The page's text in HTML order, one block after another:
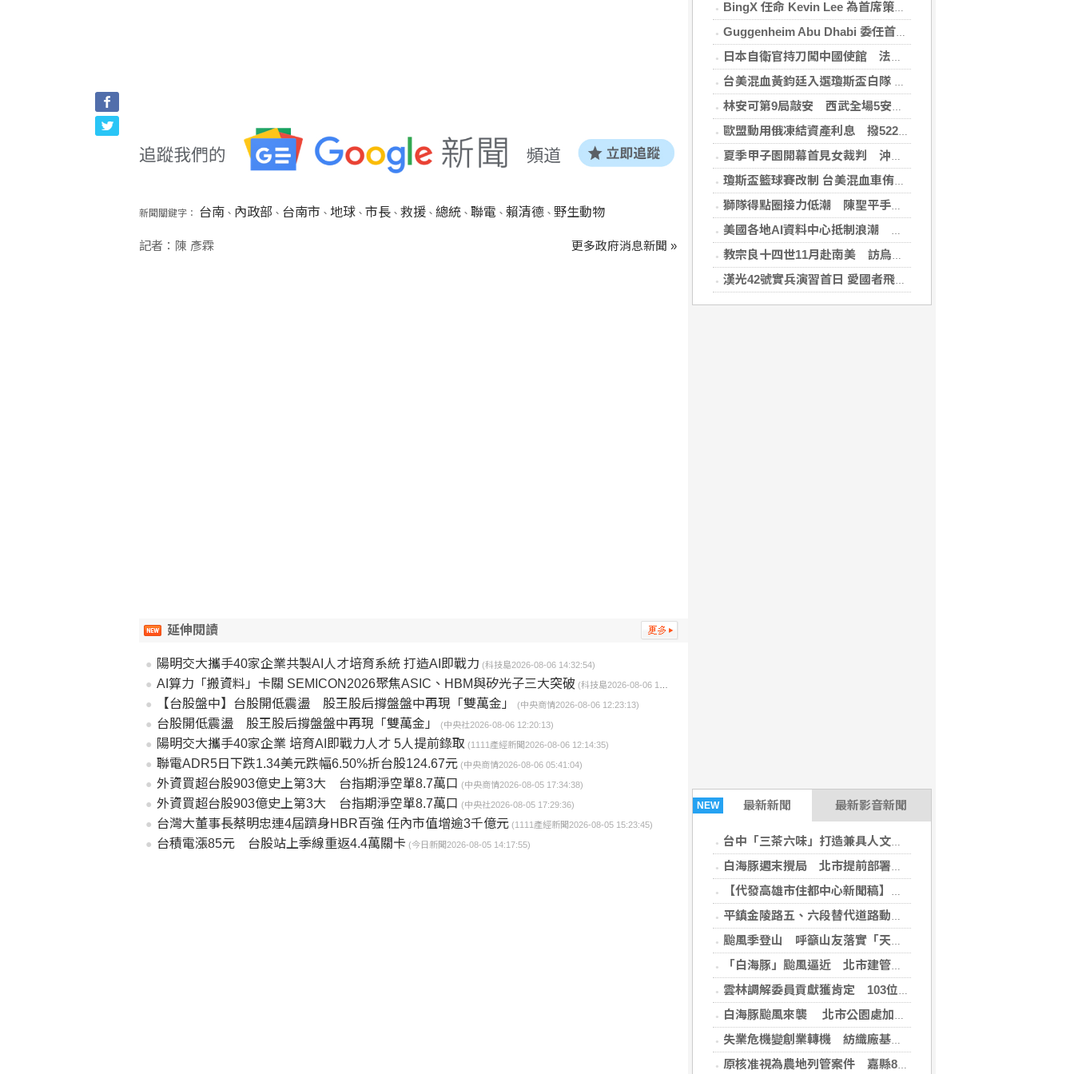
BingX 任命 Kevin Lee 為首席策略長，加速推進多資產、以用戶為核心的發展願景
Guggenheim Abu Dhabi 委任首任館長
日本自衛官持刀闖中國使館 法庭上稱促中國改變外交
台美混血黃鈞廷入選瓊斯盃白隊 榮幸披台灣戰袍
林安可第9局敲安 西武全場5安遭羅德完封
歐盟動用俄凍結資產利息 撥522億元援助烏克蘭
夏季甲子園開幕首見女裁判 沖繩尚學力拚二連霸
瓊斯盃籃球賽改制 台美混血車侑城、黃鈞廷成亮點
獅隊得點圈接力低潮 陳聖平手感冷到結霜
美國各地AI資料中心抵制浪潮 川普指控北京煽動
教宗良十四世11月赴南美 訪烏拉圭、阿根廷和秘魯
漢光42號實兵演習首日 愛國者飛彈車高雄罕見現蹤
NEW 最新新聞 最新影音新聞
台中「三茶六味」打造兼具人文美食生活場域
白海豚週末攪局 北市提前部署防災應變 籲民眾及早做好防颱準備
【代發高雄市住都中心新聞稿】大寮社宅首日詢問破百人氣爆棚！高雄社宅雙箭齊發，凱旋社宅8/10接力登場！
平鎮金陵路五、六段替代道路動土 張善政：完善台66聯外路網、紓解地方壅塞
颱風季登山 呼籲山友落實「天候、裝備、適時撤退」守則
「白海豚」颱風逼近 北市建管處籲加強施工鷹架、廣告招牌及工地排水整備 落實防颱自主檢查
雲林調解委員貢獻獲肯定 103位績優人員接受表揚
白海豚颱風來襲 北市公園處加強樹木、路燈防災
失業危機變創業轉機 紡織廠基層員工靠職訓逆襲成老闆
原核准視為農地列管案件 嘉縣8月中旬展開清查作業
新聞關鍵字： 台南 、 內政部 、 台南市 、 地球、 市長、 救援、 總統、 聯電 、 賴清德、 野生動物
記者：陳 彥霖 更多政府消息新聞 »
延伸閱讀
陽明交大攜手40家企業共製AI人才培育系統 打造AI即戰力 (科技島2026-08-06 14:32:54)
AI算力「搬資料」卡關 SEMICON2026聚焦ASIC、HBM與矽光子三大突破 (科技島2026-08-06 14:20:38)
【台股盤中】台股開低震盪 股王股后撐盤盤中再現「雙萬金」 (中央商情2026-08-06 12:23:13)
台股開低震盪 股王股后撐盤盤中再現「雙萬金」 (中央社2026-08-06 12:20:13)
陽明交大攜手40家企業 培育AI即戰力人才 5人提前錄取 (1111產經新聞2026-08-06 12:14:35)
聯電ADR5日下跌1.34美元跌幅6.50%折台股124.67元 (中央商情2026-08-06 05:41:04)
外資買超台股903億史上第3大 台指期淨空單8.7萬口 (中央商情2026-08-05 17:34:38)
外資買超台股903億史上第3大 台指期淨空單8.7萬口 (中央社2026-08-05 17:29:36)
台灣大董事長蔡明忠連4屆躋身HBR百強 任內市值增逾3千億元 (1111產經新聞2026-08-05 15:23:45)
台積電漲85元 台股站上季線重返4.4萬關卡 (今日新聞2026-08-05 14:17:55)